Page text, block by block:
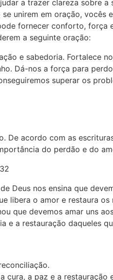
a trazer clareza sobre a
unirem em oração, vocês
fornecer conforto, força
a seguinte oração:
e sabedoria. Fortalece
Dá-nos a força para
superar os
De acordo com as
do perdão e do
Deus nos ensina que
libera o amor e restaura os
que devemos amar uns
e a restauração daqueles
a paz e a restauração